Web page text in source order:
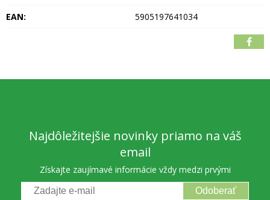
EAN:
5905197641034
Najdôležitejšie novinky priamo na váš
email
Získajte zaujímavé informácie vždy medzi prvými
Odoberať